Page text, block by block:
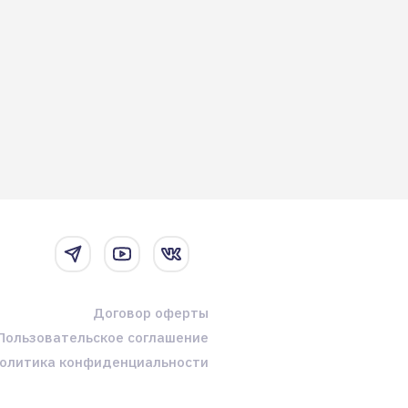
Договор оферты
соглашение
конфиденциальности